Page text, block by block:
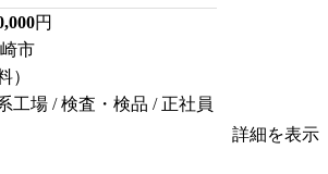
円
市
）
工場 / 検査・検品 / 正社員
詳細を表示